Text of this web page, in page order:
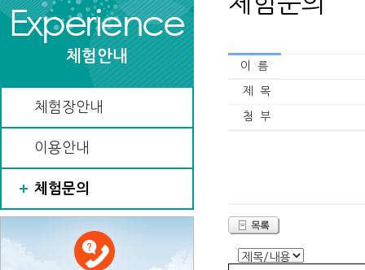
체험안내
체험장안내
이용안내
체험문의
이 름
제 목
첨 부